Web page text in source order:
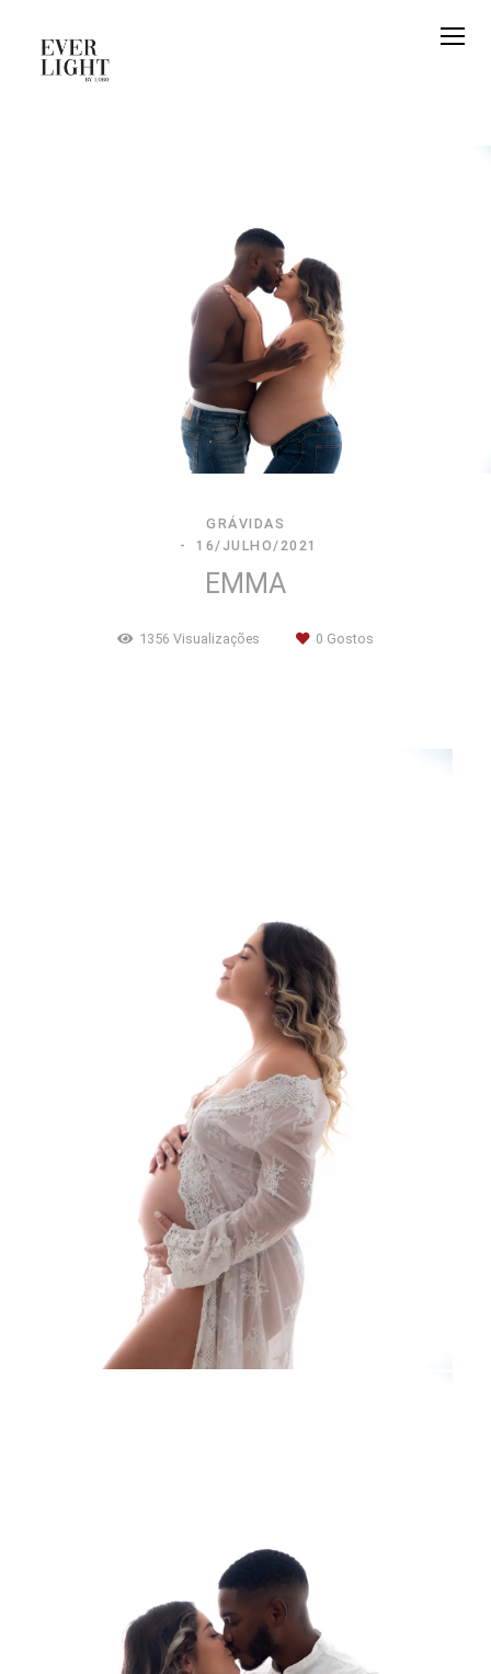
GRÁVIDAS
16/JULHO/2021
EMMA
1356 Visualizações 0 Gostos